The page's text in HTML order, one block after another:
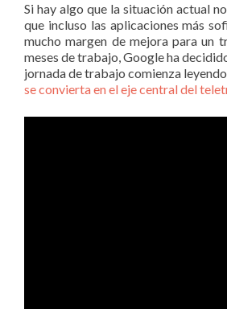
Si hay algo que la situación actual
que incluso las aplicaciones más
mucho margen de mejora para un
meses de trabajo, Google ha
jornada de trabajo comienza
se convierta en el eje central del